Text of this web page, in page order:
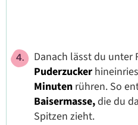
Danach lässt du unter
Puderzucker
Minuten rühren. So
Baisermasse,die du
Spitzen zieht.